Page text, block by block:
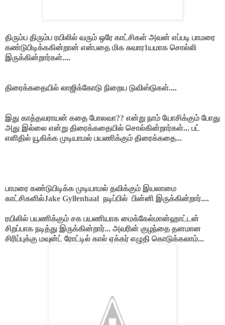
திரும்ப திரும்ப ரயிலில் வரும் ஒரே காட்சிகள் அவன் எப்படி பாமரை
கண்டுபிடிக்ககின்றான் என்பதை மிக சுவார1யமாக சொல்லி
இருக்கின்றார்கள்....
திரைக்கதையில் லாஜிக்கோடு நிறைய டுவிஸ்டுகள்....
இது காத்தவராயன் கதை போலவா?? என்று நாம் யோசிக்கும் போது
அது இல்லை என்று திரைக்கதையில் சொல்கின்றார்கள்... பட்
எளிதில் யூகிக்க முடியாமல் பயணிக்கும் திரைக்கதை...
பாமரை கண்டுபிடிக்க முடியாமல் தவிக்கும் இயலாமை
காட்சிகளில்Jake Gyllenhaal நடிப்பில் பின்னி இருக்கின்றார்....
ரயிலில் பயணிக்கும் சக பயணியாக மைக்கேல்மான்ஹாட்டன்
சிறப்பாக நடித்து இருக்கின்றார்... அவரின் குழந்தை தனமான
சிரிப்புக்கு மவுன்ட் ரோட்டில் கால் ஏக்கர் எழுதி கொடுக்கலாம்...